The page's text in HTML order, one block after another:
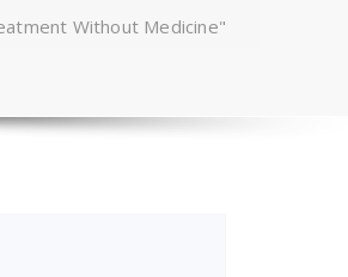
Without Medicine"